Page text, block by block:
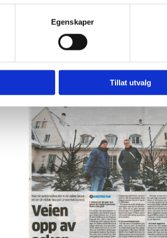
Egenskaper
Tillat utvalg